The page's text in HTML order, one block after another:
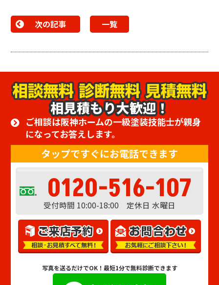
次の記事 一覧
相見積もり大歓迎！
ご相談は阪神ホームの一級塗装技能士が親身
になってお答えします。
タップですぐにお電話できます
0120-516-107
受付時間 10:00-18:00 定休日 水曜日
写真を送るだけでOK！ 最短1分で無料診断できます